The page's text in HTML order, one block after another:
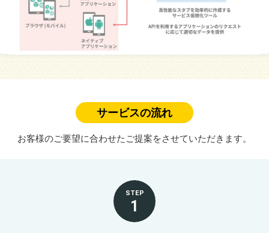
サービスの流れ
お客様のご要望に合わせたご提案をさせていただきます。
STEP
1